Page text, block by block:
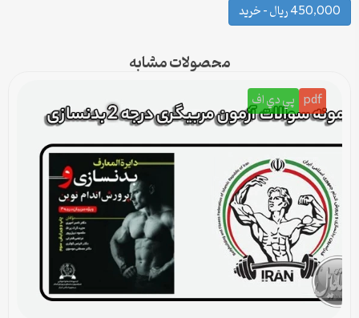
450,000 ریال – خرید
محصولات مشابه
pdf پي دي اف